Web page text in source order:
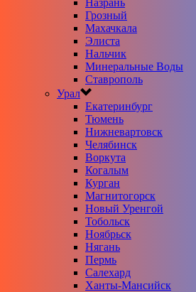
Назрань
Грозный
Махачкала
Элиста
Нальчик
Минеральные Воды
Ставрополь
Урал
Екатеринбург
Тюмень
Нижневартовск
Челябинск
Воркута
Когалым
Курган
Магнитогорск
Новый Уренгой
Тобольск
Ноябрьск
Нягань
Пермь
Салехард
Ханты-Мансийск